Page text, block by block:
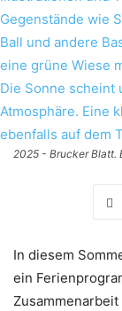
2025 - Brucker Blatt.
In diesem
ein